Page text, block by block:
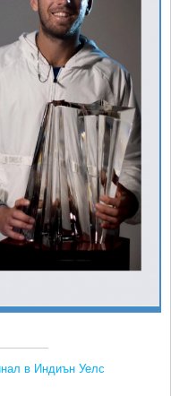
в Индиън Уелс